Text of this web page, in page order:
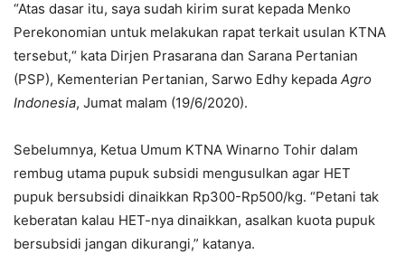
“Atas dasar itu, saya sudah kirim surat kepada Menko
Perekonomian untuk melakukan rapat terkait usulan KTNA
tersebut,“ kata Dirjen Prasarana dan Sarana Pertanian
(PSP), Kementerian Pertanian, Sarwo Edhy kepada Agro
Indonesia, Jumat malam (19/6/2020).
Sebelumnya, Ketua Umum KTNA Winarno Tohir dalam
rembug utama pupuk subsidi mengusulkan agar HET
pupuk bersubsidi dinaikkan Rp300-Rp500/kg. “Petani tak
keberatan kalau HET-nya dinaikkan, asalkan kuota pupuk
bersubsidi jangan dikurangi,” katanya.